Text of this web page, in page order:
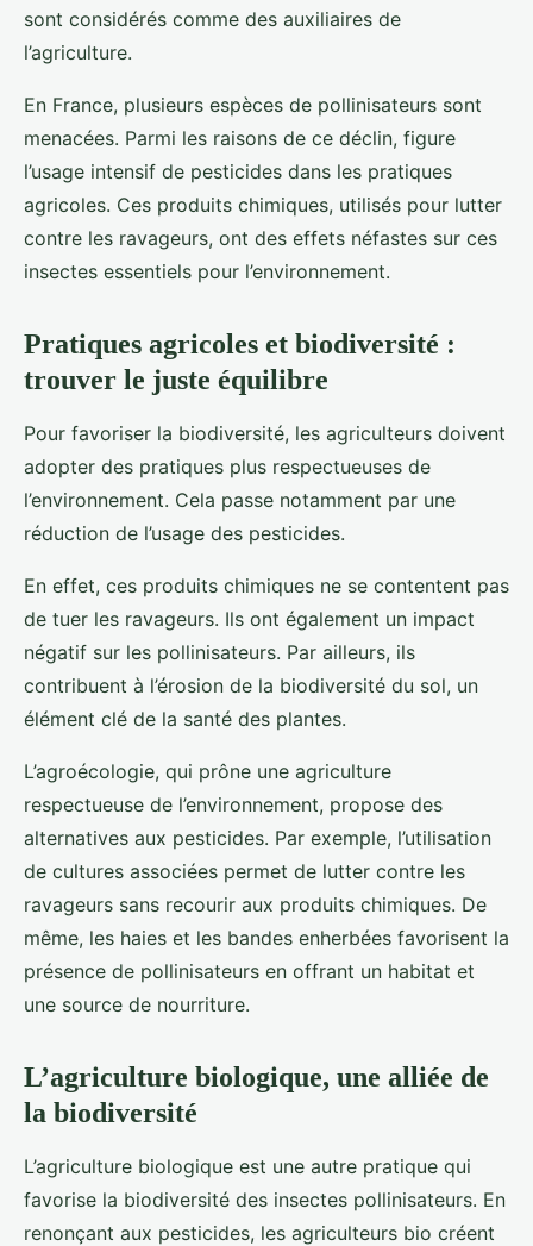
sont considérés comme des auxiliaires de
l’agriculture.
En France, plusieurs espèces de pollinisateurs sont
menacées. Parmi les raisons de ce déclin, figure
l’usage intensif de pesticides dans les pratiques
agricoles. Ces produits chimiques, utilisés pour lutter
contre les ravageurs, ont des effets néfastes sur ces
insectes essentiels pour l’environnement.
Pratiques agricoles et biodiversité :
trouver le juste équilibre
Pour favoriser la biodiversité, les agriculteurs doivent
adopter des pratiques plus respectueuses de
l’environnement. Cela passe notamment par une
réduction de l’usage des pesticides.
En effet, ces produits chimiques ne se contentent pas
de tuer les ravageurs. Ils ont également un impact
négatif sur les pollinisateurs. Par ailleurs, ils
contribuent à l’érosion de la biodiversité du sol, un
élément clé de la santé des plantes.
L’agroécologie, qui prône une agriculture
respectueuse de l’environnement, propose des
alternatives aux pesticides. Par exemple, l’utilisation
de cultures associées permet de lutter contre les
ravageurs sans recourir aux produits chimiques. De
même, les haies et les bandes enherbées favorisent la
présence de pollinisateurs en offrant un habitat et
une source de nourriture.
L’agriculture biologique, une alliée de
la biodiversité
L’agriculture biologique est une autre pratique qui
favorise la biodiversité des insectes pollinisateurs. En
renonçant aux pesticides, les agriculteurs bio créent